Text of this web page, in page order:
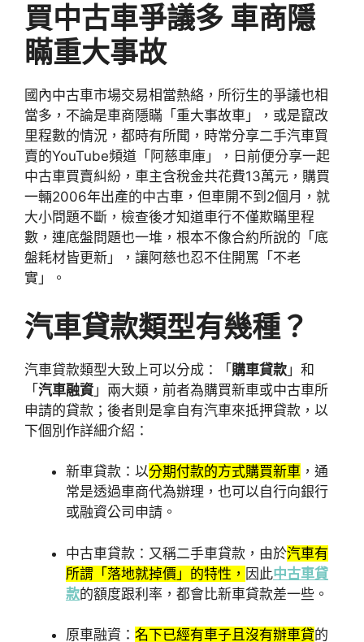
買中古車爭議多 車商隱
瞞重大事故
國內中古車市場交易相當熱絡，所衍生的爭議也相
當多，不論是車商隱瞞「重大事故車」，或是竄改
里程數的情況，都時有所聞，時常分享二手汽車買
賣的YouTube頻道「阿慈車庫」，日前便分享一起
中古車買賣糾紛，車主含稅金共花費13萬元，購買
一輛2006年出產的中古車，但車開不到2個月，就
大小問題不斷，檢查後才知道車行不僅欺瞞里程
數，連底盤問題也一堆，根本不像合約所說的「底
盤耗材皆更新」，讓阿慈也忍不住開罵「不老
實」。
汽車貸款類型有幾種？
汽車貸款類型大致上可以分成：「購車貸款 」和
「汽車融資」兩大類，前者為購買新車或中古車所
申請的貸款；後者則是拿自有汽車來抵押貸款，以
下個別作詳細介紹：
新車貸款：以分期付款的方式購買新車 ，通
常是透過車商代為辦理，也可以自行向銀行
或融資公司申請。
中古車貸款：又稱二手車貸款，由於汽車有
所謂「落地就掉價」的特性， 因此中古車貸
款的額度跟利率，都會比新車貸款差一些。
原車融資： 名下已經有車子且沒有辦車貸的